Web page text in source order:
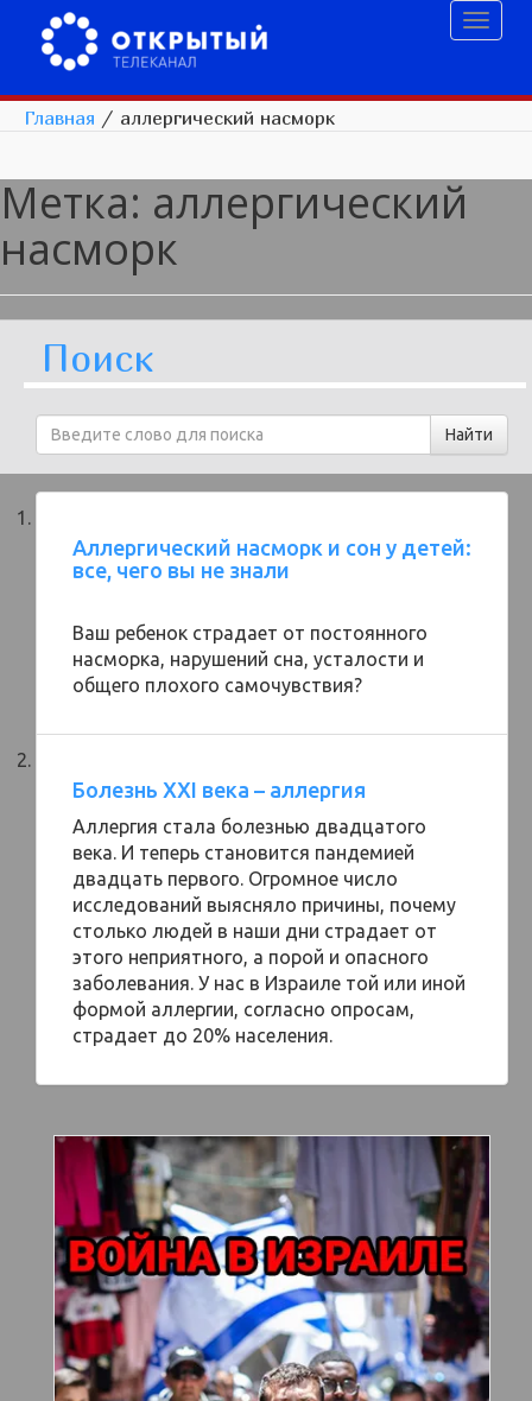
Главная / аллергический насморк
Метка: аллергический
насморк
Поиск
Аллергический насморк и сон у детей:
все, чего вы не знали
Ваш ребенок страдает от постоянного
насморка, нарушений сна, усталости и
общего плохого самочувствия?
Болезнь XXI века – аллергия
Аллергия стала болезнью двадцатого
века. И теперь становится пандемией
двадцать первого. Огромное число
исследований выясняло причины, почему
столько людей в наши дни страдает от
этого неприятного, а порой и опасного
заболевания. У нас в Израиле той или иной
формой аллергии, согласно опросам,
страдает до 20% населения.